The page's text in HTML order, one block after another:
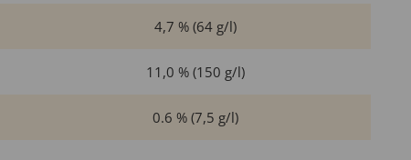
4,7 % (64 g/l)
11,0 % (150 g/l)
0.6 % (7,5 g/l)